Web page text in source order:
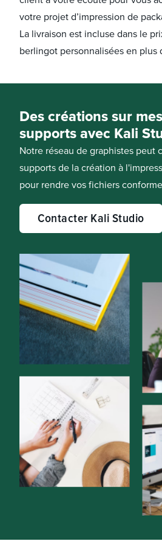
votre projet d’impression de
La livraison est incluse dans le
berlingot personnalisées en plus
Des créations sur
supports avec Kali
Notre réseau de graphistes peut
supports de la création à
pour rendre vos fichiers
Contacter Kali Studio